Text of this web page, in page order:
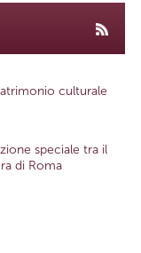
culturale
speciale tra il
di Roma